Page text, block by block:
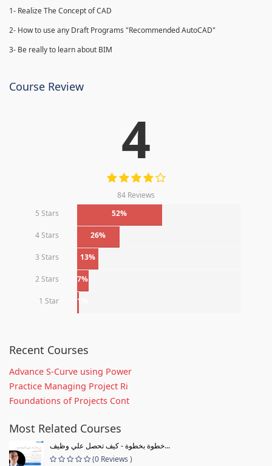
1- Realize The Concept of CAD
2- How to use any Draft Programs "Recommended AutoCAD"
3- Be really to learn about BIM
Course Review
4
84 Reviews
5 Stars
52%
4 Stars 26%
3 Stars 13%
2 Stars 7%
1 Star 1%
Recent Courses
Advance S-Curve using Power
Practice Managing Project Ri
Foundations of Projects Cont
Most Related Courses
خطوة بخطوة - كيف تحصل علي وظيف...
(0 Reviews )